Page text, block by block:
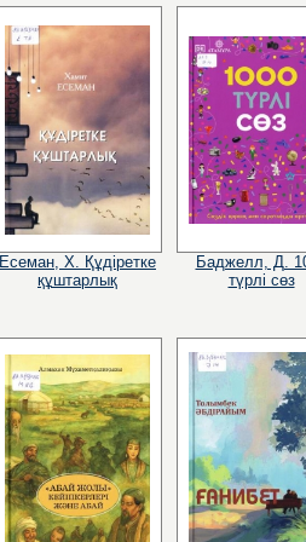
Есеман, Х. Құдіретке
құштарлық
Баджелл, Д.
түрлі сөз